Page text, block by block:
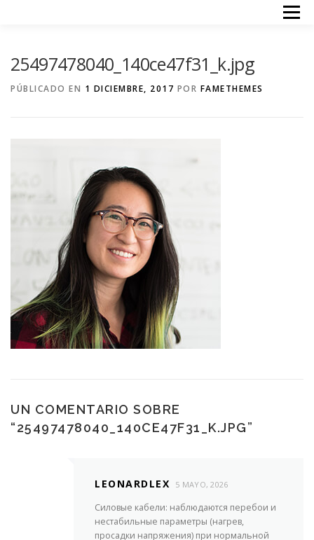
Menú
CONTACTO
25497478040_140ce47f31_k.jpg
PÚBLICADO EN 1 DICIEMBRE, 2017 POR FAMETHEMES
UN COMENTARIO SOBRE
“25497478040_140CE47F31_K.JPG”
LEONARDLEX 5 MAYO, 2026
Силовые кабели: наблюдаются перебои и
нестабильные параметры (нагрев,
просадки напряжения) при нормальной